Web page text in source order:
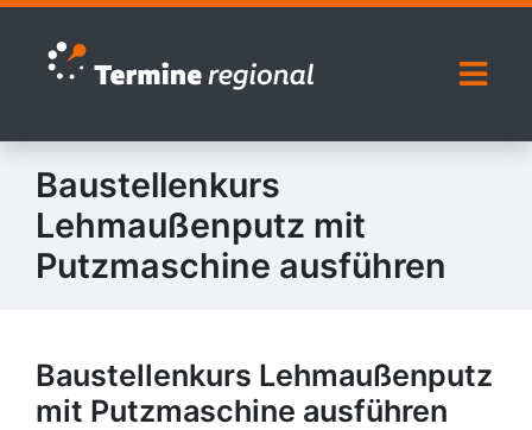
Zur Navigation springen
Zum Inhalt springen
Baustellenkurs
Lehmaußenputz mit
Putzmaschine ausführen
Baustellenkurs Lehmaußenputz
mit Putzmaschine ausführen